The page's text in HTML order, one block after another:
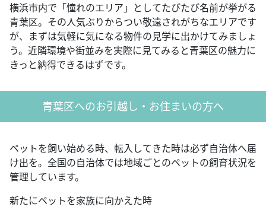
横浜市内で「憧れのエリア」としてたびたび名前が挙がる
青葉区。その人気ぶりからつい敬遠されがちなエリアです
が、まずは気軽に気になる物件の見学に出かけてみましょ
う。近隣環境や街並みを実際に見てみると青葉区の魅力に
きっと納得できるはずです。
青葉区へのお引越し・お住まいの方へ
ペットを飼い始める時、転入してきた時は必ず自治体へ届
け出を。全国の自治体では地域ごとのペットの飼育状況を
管理しています。
新たにペットを家族に向かえた時